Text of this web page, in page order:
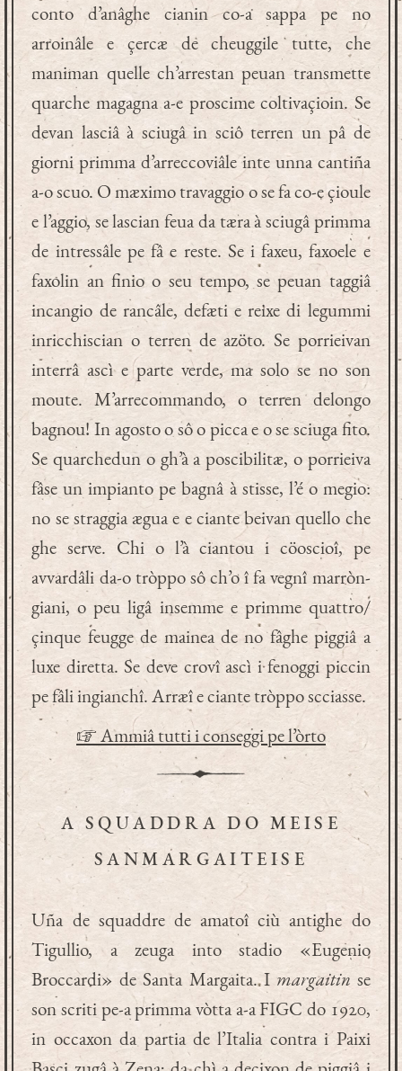
conto d’anâghe cianin co-a sappa pe no
arroinâle e çercæ de cheuggile tutte, che
maniman quelle ch’arrestan peuan transmette
quarche magagna a-e proscime coltivaçioin. Se
devan lasciâ à sciugâ in sciô terren un pâ de
giorni primma d’arreccoviâle inte unna cantiña
a-o scuo. O mæximo travaggio o se fa co-e çioule
e l’aggio, se lascian feua da tæra à sciugâ primma
de intressâle pe fâ e reste. Se i faxeu, faxoele e
faxolin an finio o seu tempo, se peuan taggiâ
incangio de rancâle, defæti e reixe di legummi
inricchiscian o terren de azöto. Se porrieivan
interrâ ascì e parte verde, ma solo se no son
moute. M’arrecommando, o terren delongo
bagnou! In agosto o sô o picca e o se sciuga fito.
Se quarchedun o gh’à a poscibilitæ, o porrieiva
fâse un impianto pe bagnâ à stisse, l’é o megio:
no se straggia ægua e e ciante beivan quello che
ghe serve. Chi o l’à ciantou i cöoscioî, pe
avvardâli da-o tròppo sô ch’o î fa vegnî marròn-
giani, o peu ligâ insemme e primme quattro/
çinque feugge de mainea de no fâghe piggiâ a
luxe diretta. Se deve crovî ascì i fenoggi piccin
pe fâli ingianchî. Arræî e ciante tròppo scciasse.
☞ Ammiâ tutti i conseggi pe l’òrto
A SQUADDRA DO MEISE
SANMARGAITEISE
Uña de squaddre de amatoî ciù antighe do
Tigullio, a zeuga into stadio «Eugenio
Broccardi» de Santa Margaita. I margaitin se
son scriti pe-a primma vòtta a-a FIGC do 1920,
in occaxon da partia de l’Italia contra i Paixi